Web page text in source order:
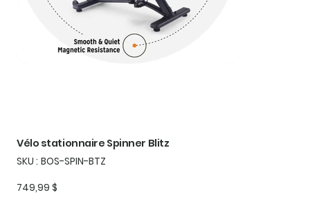
Vélo stationnaire Spinner Blitz
SKU : SKU
BOS-
BOS-SPIN-BTZ
Prix
749,99 $